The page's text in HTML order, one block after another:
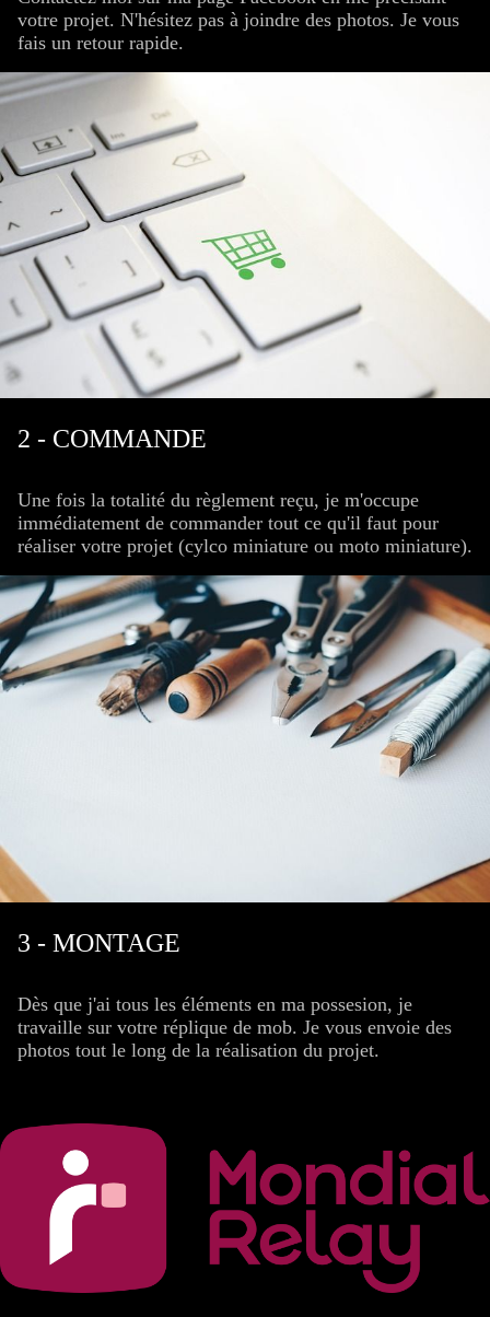
votre projet. N'hésitez pas à joindre des photos. Je vous
fais un retour rapide.
2 - COMMANDE
Une fois la totalité du règlement reçu, je m'occupe
immédiatement de commander tout ce qu'il faut pour
réaliser votre projet (cylco miniature ou moto miniature).
3 - MONTAGE
Dès que j'ai tous les éléments en ma possesion, je
travaille sur votre réplique de mob. Je vous envoie des
photos tout le long de la réalisation du projet.